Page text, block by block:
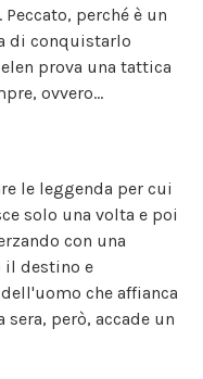
perché è un
di conquistarlo
prova una tattica
ovvero...
le leggenda per cui
solo una volta e poi
con una
il destino e
che affianca
però, accade un